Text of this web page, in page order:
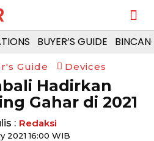
BUYER’S GUIDE
Guide Devices
Hadirkan
Gahar di 2021
: Redaksi
2021 16:00 WIB